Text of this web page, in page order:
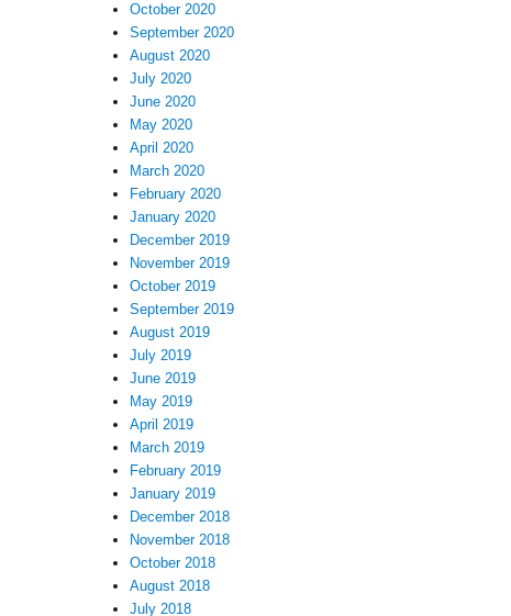
October 2020
September 2020
August 2020
July 2020
June 2020
May 2020
April 2020
March 2020
February 2020
January 2020
December 2019
November 2019
October 2019
September 2019
August 2019
July 2019
June 2019
May 2019
April 2019
March 2019
February 2019
January 2019
December 2018
November 2018
October 2018
August 2018
July 2018